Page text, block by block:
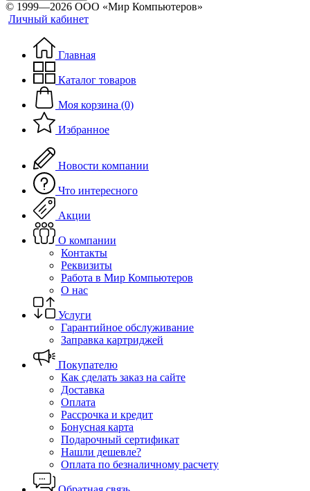
© 1999—2026 ООО «Мир Компьютеров»
Личный кабинет
Главная
Каталог товаров
Моя корзина (0)
Избранное
Новости компании
Что интересного
Акции
О компании
Контакты
Реквизиты
Работа в Мир Компьютеров
О нас
Услуги
Гарантийное обслуживание
Заправка картриджей
Покупателю
Как сделать заказ на сайте
Доставка
Оплата
Рассрочка и кредит
Бонусная карта
Подарочный сертификат
Нашли дешевле?
Оплата по безналичному расчету